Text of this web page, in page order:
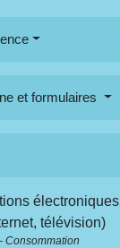
et formulaires
électroniques
télévision)
Consommation